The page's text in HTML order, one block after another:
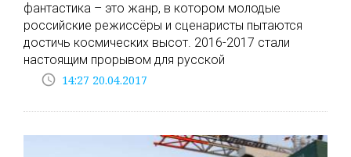
фантастика – это жанр, в котором молодые
российские режиссёры и сценаристы пытаются
достичь космических высот. 2016-2017 стали
настоящим прорывом для русской
access_time 14:27 20.04.2017